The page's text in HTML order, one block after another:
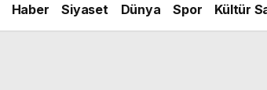
Haber Siyaset Dünya Spor Kültür